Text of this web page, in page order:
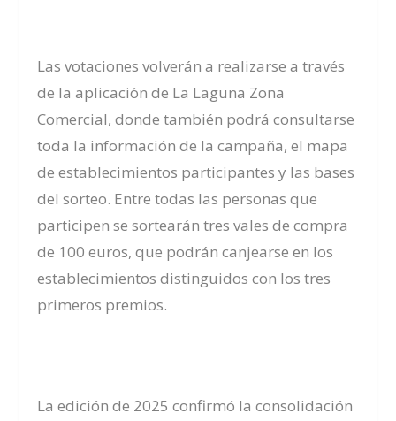
Las votaciones volverán a realizarse a través
de la aplicación de La Laguna Zona
Comercial, donde también podrá consultarse
toda la información de la campaña, el mapa
de establecimientos participantes y las bases
del sorteo. Entre todas las personas que
participen se sortearán tres vales de compra
de 100 euros, que podrán canjearse en los
establecimientos distinguidos con los tres
primeros premios.
La edición de 2025 confirmó la consolidación